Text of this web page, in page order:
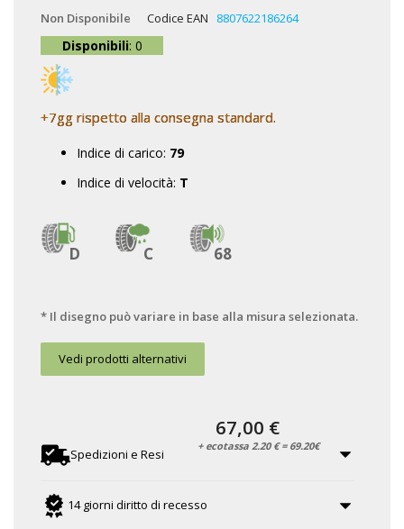
Non Disponibile Codice EAN 8807622186264
Disponibili: 0
+7gg rispetto alla consegna standard.
Indice di carico: 79
Indice di velocità: T
D C 68
* Il disegno può variare in base alla misura selezionata.
Vedi prodotti alternativi
Spedizioni e Resi
14 giorni diritto di recesso
67,00 €
+ ecotassa 2.20 € = 69.20€
immagini